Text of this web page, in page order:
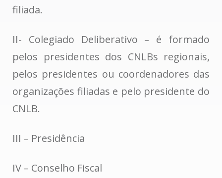
filiada.
II- Colegiado Deliberativo – é formado
pelos presidentes dos CNLBs regionais,
pelos presidentes ou coordenadores das
organizações filiadas e pelo presidente do
CNLB.
III – Presidência
IV – Conselho Fiscal